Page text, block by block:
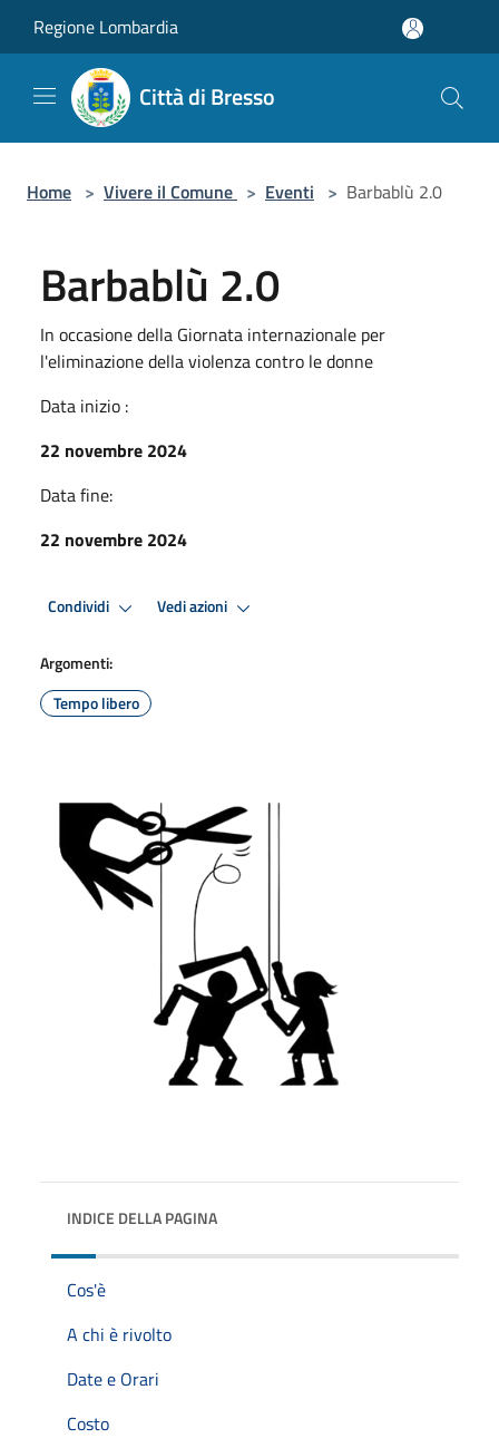
Regione Lombardia
Città di Bresso
Home > Vivere il Comune > Eventi > Barbablù 2.0
Barbablù 2.0
In occasione della Giornata internazionale per
l'eliminazione della violenza contro le donne
Data inizio :
22 novembre 2024
Data fine:
22 novembre 2024
Condividi Vedi azioni
Argomenti:
Tempo libero
INDICE DELLA PAGINA
Cos'è
A chi è rivolto
Date e Orari
Costo